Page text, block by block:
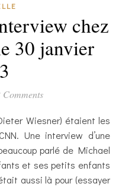
chez
30 janvier
Comments
Une interview d’une
parlé de Michael
et ses petits enfants
aussi là pour (essayer